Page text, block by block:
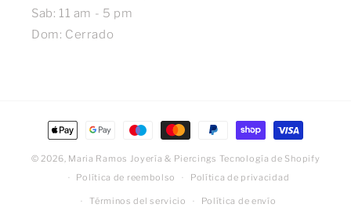
Sab: 11 am - 5 pm
Dom: Cerrado
Formas
de
pago
© 2026, Maria Ramos Joyería & Piercings Tecnología de Shopify
Política de reembolso
Política de privacidad
Términos del servicio Política de envío